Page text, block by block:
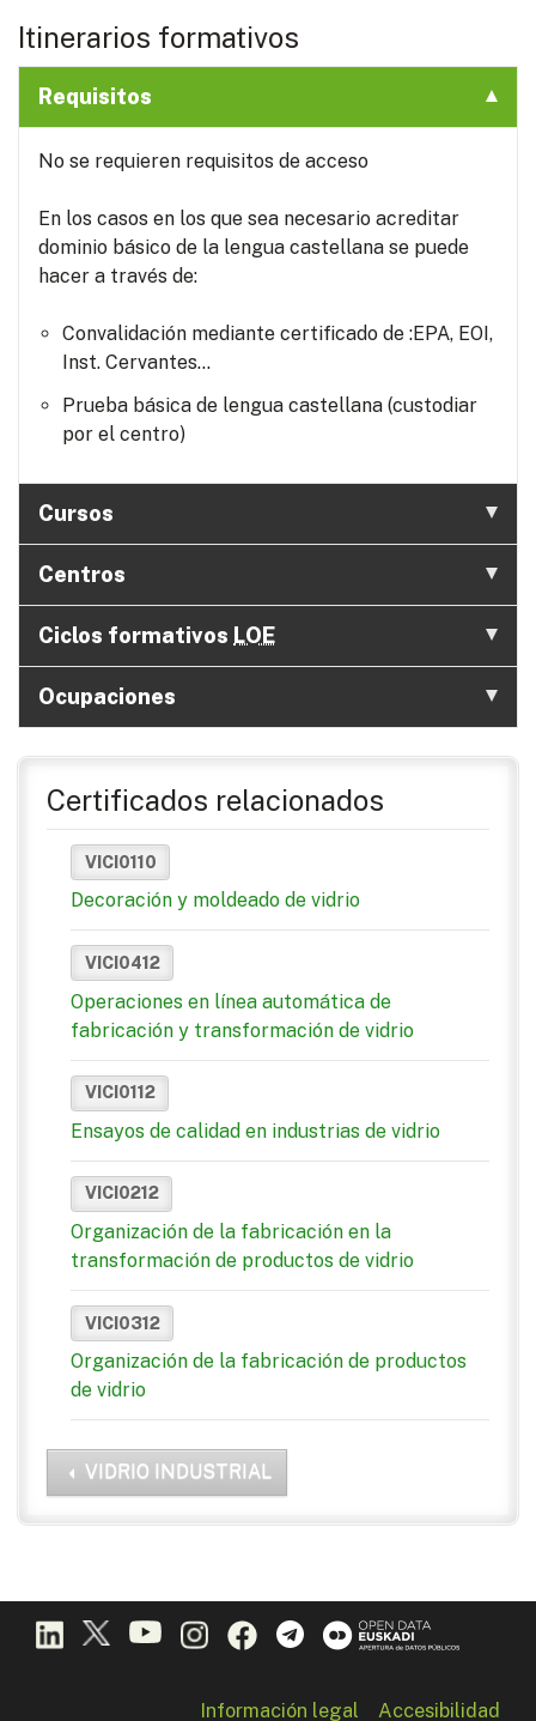
Itinerarios formativos
Requisitos
No se requieren requisitos de acceso
En los casos en los que sea necesario acreditar
dominio básico de la lengua castellana se puede
hacer a través de:
Convalidación mediante certificado de :EPA, EOI,
Inst. Cervantes...
Prueba básica de lengua castellana (custodiar
por el centro)
Cursos
Centros
Ciclos formativos LOE
Ocupaciones
Certificados relacionados
VICI0110
Decoración y moldeado de vidrio
VICI0412
Operaciones en línea automática de
fabricación y transformación de vidrio
VICI0112
Ensayos de calidad en industrias de vidrio
VICI0212
Organización de la fabricación en la
transformación de productos de vidrio
VICI0312
Organización de la fabricación de productos
de vidrio
VIDRIO INDUSTRIAL
Información legal Accesibilidad